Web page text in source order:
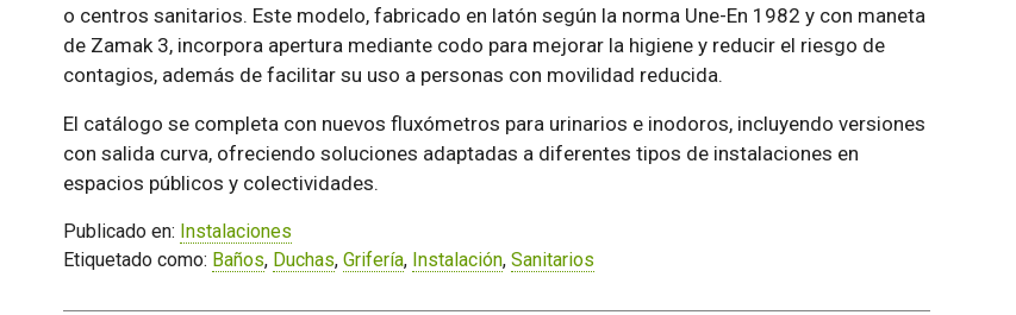
o centros sanitarios. Este modelo, fabricado en latón según la norma Une-En 1982 y con maneta
de Zamak 3, incorpora apertura mediante codo para mejorar la higiene y reducir el riesgo de
contagios, además de facilitar su uso a personas con movilidad reducida.
El catálogo se completa con nuevos fluxómetros para urinarios e inodoros, incluyendo versiones
con salida curva, ofreciendo soluciones adaptadas a diferentes tipos de instalaciones en
espacios públicos y colectividades.
Publicado en: Instalaciones
Etiquetado como: Baños, Duchas, Grifería, Instalación, Sanitarios